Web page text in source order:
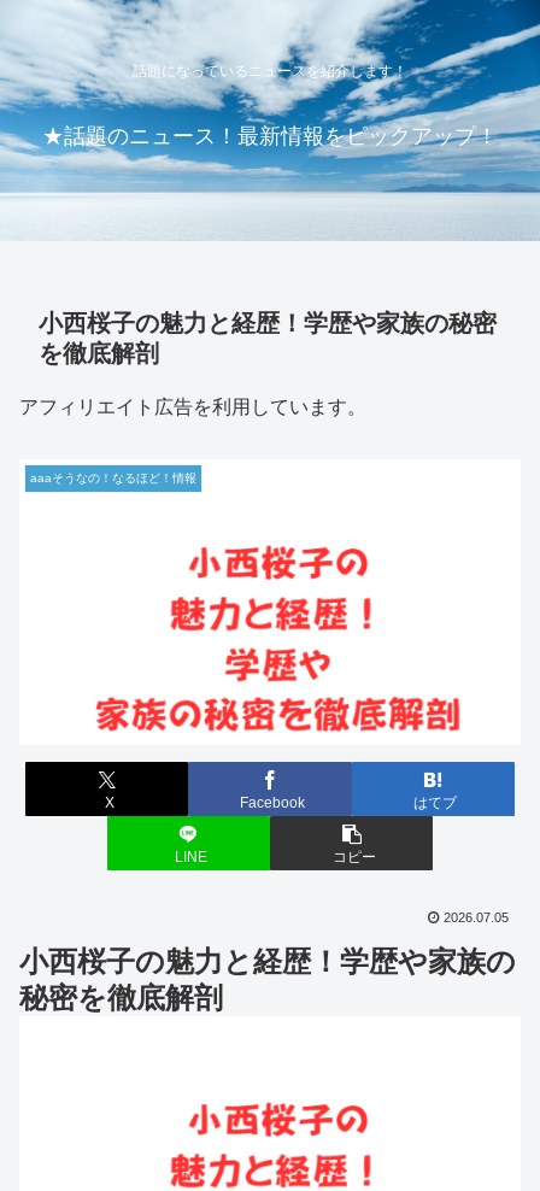
話題になっているニュースを紹介します！
★話題のニュース！最新情報をピックアップ！
小西桜子の魅力と経歴！学歴や家族の秘密
を徹底解剖
アフィリエイト広告を利用しています。
aaaそうなの！なるほど！情報
X Facebook はてブ
LINE コピー
2026.07.05
小西桜子の魅力と経歴！学歴や家族の
秘密を徹底解剖